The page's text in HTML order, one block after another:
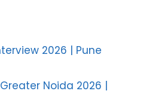
2026 | Pune
Noida 2026 |